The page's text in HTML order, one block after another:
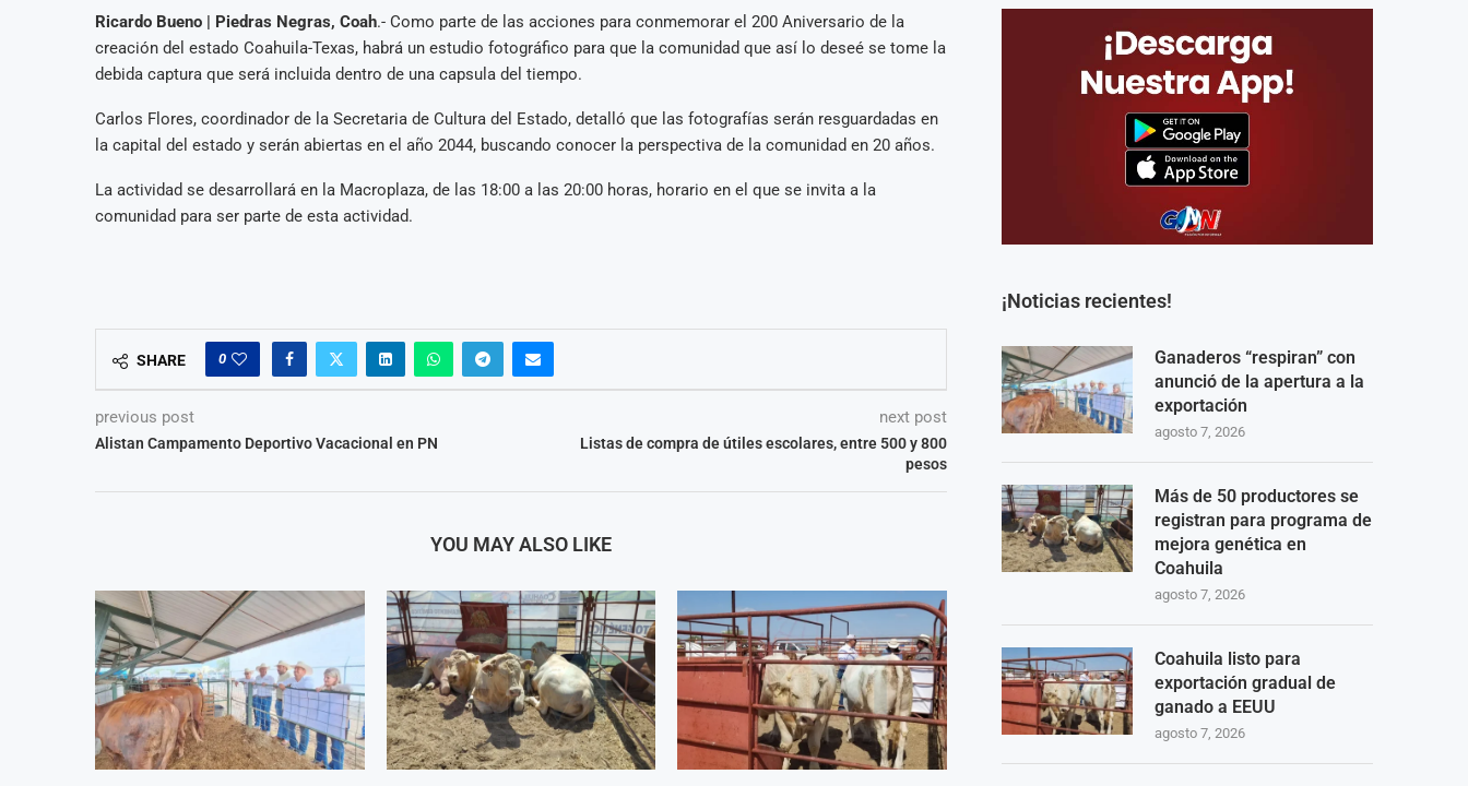
Ricardo Bueno | Piedras Negras, Coah.- Como parte de las acciones para conmemorar el 200 Aniversario de la
creación del estado Coahuila-Texas, habrá un estudio fotográfico para que la comunidad que así lo deseé se tome la
debida captura que será incluida dentro de una capsula del tiempo.
Carlos Flores, coordinador de la Secretaria de Cultura del Estado, detalló que las fotografías serán resguardadas en
la capital del estado y serán abiertas en el año 2044, buscando conocer la perspectiva de la comunidad en 20 años.
La actividad se desarrollará en la Macroplaza, de las 18:00 a las 20:00 horas, horario en el que se invita a la
comunidad para ser parte de esta actividad.
SHARE 0
previous post
Alistan Campamento Deportivo Vacacional en PN
next post
Listas de compra de útiles escolares, entre 500 y 800
pesos
YOU MAY ALSO LIKE
¡Noticias recientes!
Ganaderos “respiran” con
anunció de la apertura a la
exportación
agosto 7, 2026
Más de 50 productores se
registran para programa de
mejora genética en
Coahuila
agosto 7, 2026
Coahuila listo para
exportación gradual de
ganado a EEUU
agosto 7, 2026